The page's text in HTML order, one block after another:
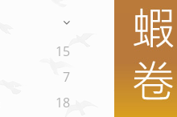
15
7
18